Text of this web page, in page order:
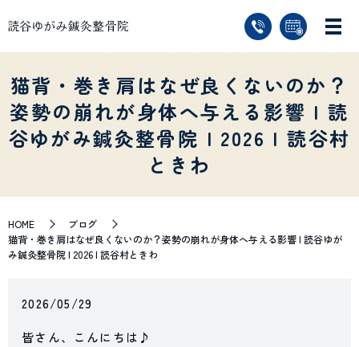
猫背・巻き肩はなぜ良くないのか？
姿勢の崩れが身体へ与える影響 | 読
谷ゆがみ鍼灸整骨院 | 2026 | 読谷村
ときわ
HOME
ブログ
猫背・巻き肩はなぜ良くないのか？姿勢の崩れが身体へ与える影響 | 読谷ゆが
み鍼灸整骨院 | 2026 | 読谷村ときわ
2026/05/29
皆さん、こんにちは♪